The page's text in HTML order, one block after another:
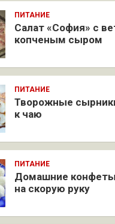
ПИТАНИЕ
Салат «София» с
копченым сыром
ПИТАНИЕ
Творожные
к чаю
ПИТАНИЕ
Домашние
на скорую руку